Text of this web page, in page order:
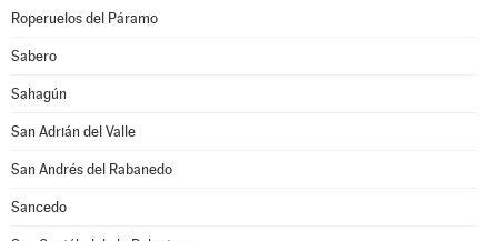
Roperuelos del Páramo
Sabero
Sahagún
San Adrián del Valle
San Andrés del Rabanedo
Sancedo